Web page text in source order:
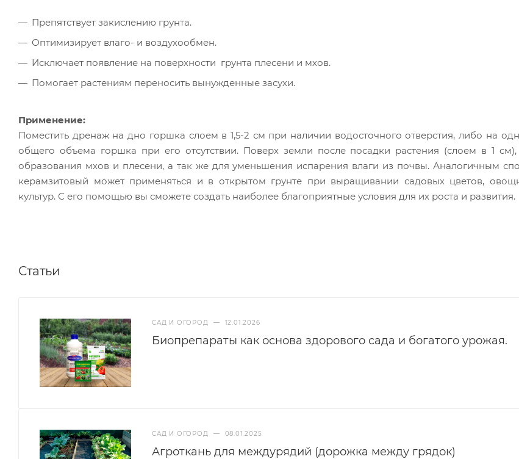
Препятствует закислению грунта.
Оптимизирует влаго- и воздухообмен.
Исключает появление на поверхности грунта плесени и мхов.
Помогает растениям переносить вынужденные засухи.
Применение:
Поместить дренаж на дно горшка слоем в 1,5-2 см при наличии водосточного отверстия, либо на
общего объема горшка при его отсутствии. Поверх земли после посадки растения (слоем в 1
образования мхов и плесени, а так же для уменьшения испарения влаги из почвы. Аналогичным
керамзитовый может применяться и в открытом грунте при выращивании садовых цветов,
культур. С его помощью вы сможете создать наиболее благоприятные условия для их роста и развития.
Статьи
САД И ОГОРОД — 12.01.2026
Биопрепараты как основа здорового сада и богатого урожая.
САД И ОГОРОД — 08.01.2025
Агроткань для междурядий (дорожка между грядок)